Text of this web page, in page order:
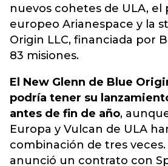
nuevos cohetes de ULA, el
europeo Arianespace y la
Origin LLC, financiada por
83 misiones.
El New Glenn de Blue
podría tener su
antes de fin de año,
Europa y Vulcan de ULA
combinación de tres veces.
anunció un contrato con